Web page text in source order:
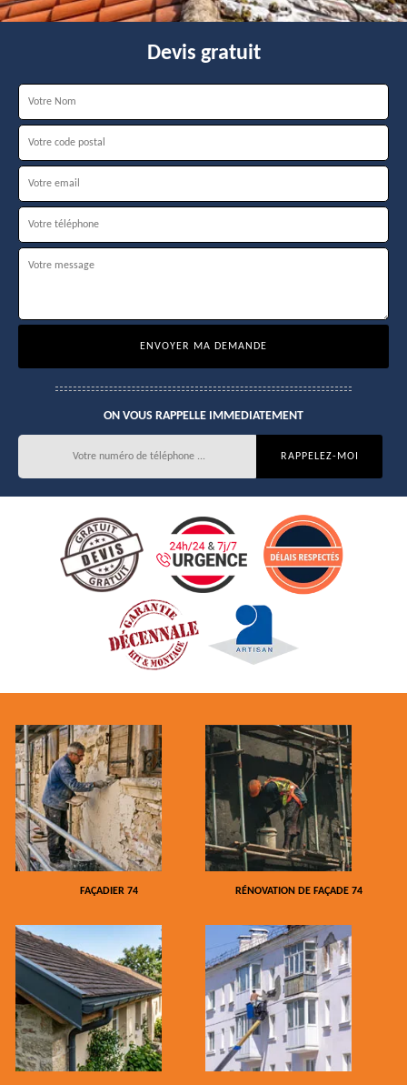
Devis gratuit
ON VOUS RAPPELLE IMMEDIATEMENT
FAÇADIER 74 RÉNOVATION DE FAÇADE 74